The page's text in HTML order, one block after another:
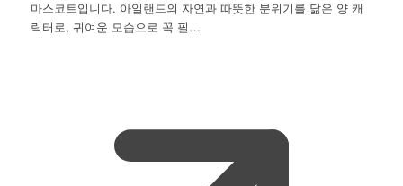
마스코트입니다. 아일랜드의 자연과 따뜻한 분위기를 닮은 양 캐
릭터로, 귀여운 모습으로 꼭 필…